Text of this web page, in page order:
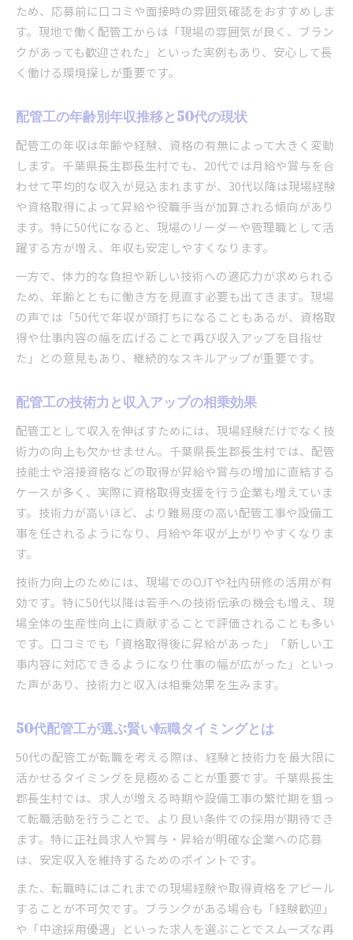
ため、応募前に口コミや面接時の雰囲気確認をおすすめしま
す。現地で働く配管工からは「現場の雰囲気が良く、ブラン
クがあっても歓迎された」といった実例もあり、安心して長
く働ける環境探しが重要です。
配管工の年齢別年収推移と50代の現状
配管工の年収は年齢や経験、資格の有無によって大きく変動
します。千葉県長生郡長生村でも、20代では月給や賞与を合
わせて平均的な収入が見込まれますが、30代以降は現場経験
や資格取得によって昇給や役職手当が加算される傾向があり
ます。特に50代になると、現場のリーダーや管理職として活
躍する方が増え、年収も安定しやすくなります。
一方で、体力的な負担や新しい技術への適応力が求められる
ため、年齢とともに働き方を見直す必要も出てきます。現場
の声では「50代で年収が頭打ちになることもあるが、資格取
得や仕事内容の幅を広げることで再び収入アップを目指せ
た」との意見もあり、継続的なスキルアップが重要です。
配管工の技術力と収入アップの相乗効果
配管工として収入を伸ばすためには、現場経験だけでなく技
術力の向上も欠かせません。千葉県長生郡長生村では、配管
技能士や溶接資格などの取得が昇給や賞与の増加に直結する
ケースが多く、実際に資格取得支援を行う企業も増えていま
す。技術力が高いほど、より難易度の高い配管工事や設備工
事を任されるようになり、月給や年収が上がりやすくなりま
す。
技術力向上のためには、現場でのOJTや社内研修の活用が有
効です。特に50代以降は若手への技術伝承の機会も増え、現
場全体の生産性向上に貢献することで評価されることも多い
です。口コミでも「資格取得後に昇給があった」「新しい工
事内容に対応できるようになり仕事の幅が広がった」といっ
た声があり、技術力と収入は相乗効果を生みます。
50代配管工が選ぶ賢い転職タイミングとは
50代の配管工が転職を考える際は、経験と技術力を最大限に
活かせるタイミングを見極めることが重要です。千葉県長生
郡長生村では、求人が増える時期や設備工事の繁忙期を狙っ
て転職活動を行うことで、より良い条件での採用が期待でき
ます。特に正社員求人や賞与・昇給が明確な企業への応募
は、安定収入を維持するためのポイントです。
また、転職時にはこれまでの現場経験や取得資格をアピール
することが不可欠です。ブランクがある場合も「経験歓迎」
や「中途採用優遇」といった求人を選ぶことでスムーズな再